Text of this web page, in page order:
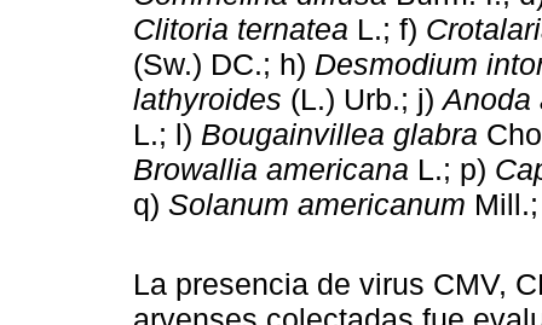
Clitoria ternatea L.; f)
(Sw.) DC.; h) Desmodium
lathyroides (L.) Urb.; j)Anoda
L.; l) Bougainvillea glabra
Browallia americana L.; p)
q) Solanum americanum
La presencia de virus CMV,